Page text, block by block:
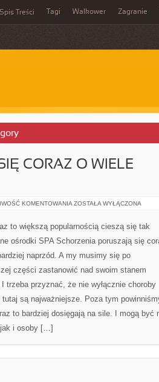
Spis Treści Tagi Walkower Zagranie
CORAZ O WIELE
KOMENTOWANIA CHOROBY
CORAZ
O
BARDZIEJ
ZOSTAŁA WYŁĄCZONA
to większą popularnością cieszą się tak
ośrodki SPA Schorzenia poruszają się
naprzód. A my musimy się po
części zastanowić nad swoim stanem
trzeba przyznać, że nie wyłącznie choroby
są najważniejsze. Poza tym
to bardziej dosięgają na sile. I mogą być
jak i osoby […]